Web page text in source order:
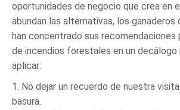
oportunidades de negocio que crea en
abundan las alternativas, los ganaderos
han concentrado sus recomendaciones
de incendios forestales en un decálogo
aplicar:
1. No dejar un recuerdo de nuestra
basura.